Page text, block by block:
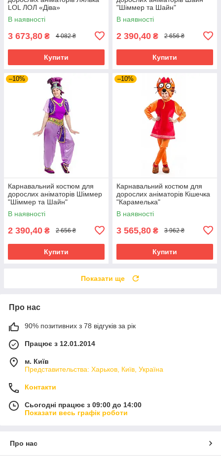
LOL ЛОЛ «Діва»
В наявності
3 673,80 ₴ 4 082 ₴
Купити
"Шіммер та Шайн"
В наявності
2 390,40 ₴ 2 656 ₴
Купити
–10%
Карнавальний костюм для
дорослих аніматорів Шіммер
"Шіммер та Шайн"
В наявності
2 390,40 ₴ 2 656 ₴
Купити
–10%
Карнавальний костюм для
дорослих аніматорів Кішечка
"Карамелька"
В наявності
3 565,80 ₴ 3 962 ₴
Купити
Показати ще
Про нас
90% позитивних з 78 відгуків за рік
Працює з 12.01.2014
м. Київ
Представительства: Харьков, Київ, Україна
Контакти
Сьогодні працює з 09:00 до 14:00
Показати весь графік роботи
Про нас